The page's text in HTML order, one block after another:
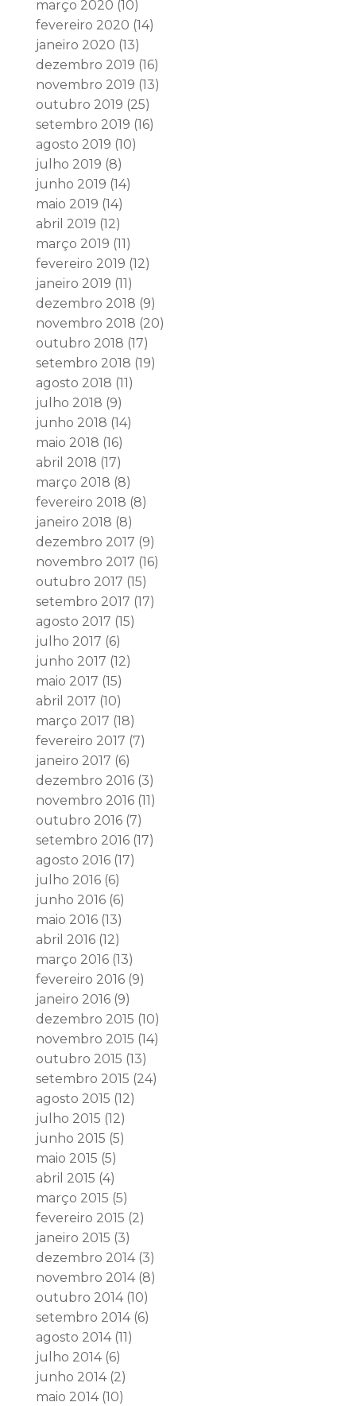
março 2020 (10)
fevereiro 2020 (14)
janeiro 2020 (13)
dezembro 2019 (16)
novembro 2019 (13)
outubro 2019 (25)
setembro 2019 (16)
agosto 2019 (10)
julho 2019 (8)
junho 2019 (14)
maio 2019 (14)
abril 2019 (12)
março 2019 (11)
fevereiro 2019 (12)
janeiro 2019 (11)
dezembro 2018 (9)
novembro 2018 (20)
outubro 2018 (17)
setembro 2018 (19)
agosto 2018 (11)
julho 2018 (9)
junho 2018 (14)
maio 2018 (16)
abril 2018 (17)
março 2018 (8)
fevereiro 2018 (8)
janeiro 2018 (8)
dezembro 2017 (9)
novembro 2017 (16)
outubro 2017 (15)
setembro 2017 (17)
agosto 2017 (15)
julho 2017 (6)
junho 2017 (12)
maio 2017 (15)
abril 2017 (10)
março 2017 (18)
fevereiro 2017 (7)
janeiro 2017 (6)
dezembro 2016(3)
novembro 2016(11)
outubro 2016(7)
setembro 2016(17)
agosto 2016(17)
julho 2016(6)
junho 2016(6)
maio 2016(13)
abril 2016(12)
março 2016(13)
fevereiro 2016(9)
janeiro 2016(9)
dezembro 2015 (10)
novembro 2015 (14)
outubro 2015 (13)
setembro 2015 (24)
agosto 2015 (12)
julho 2015 (12)
junho 2015 (5)
maio 2015 (5)
abril 2015 (4)
março 2015 (5)
fevereiro 2015 (2)
janeiro 2015 (3)
dezembro 2014(3)
novembro 2014(8)
outubro 2014(10)
setembro 2014(6)
agosto 2014(11)
julho 2014(6)
junho 2014(2)
maio 2014(10)